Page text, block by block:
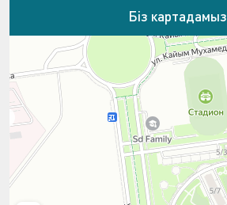
Біз картадамыз